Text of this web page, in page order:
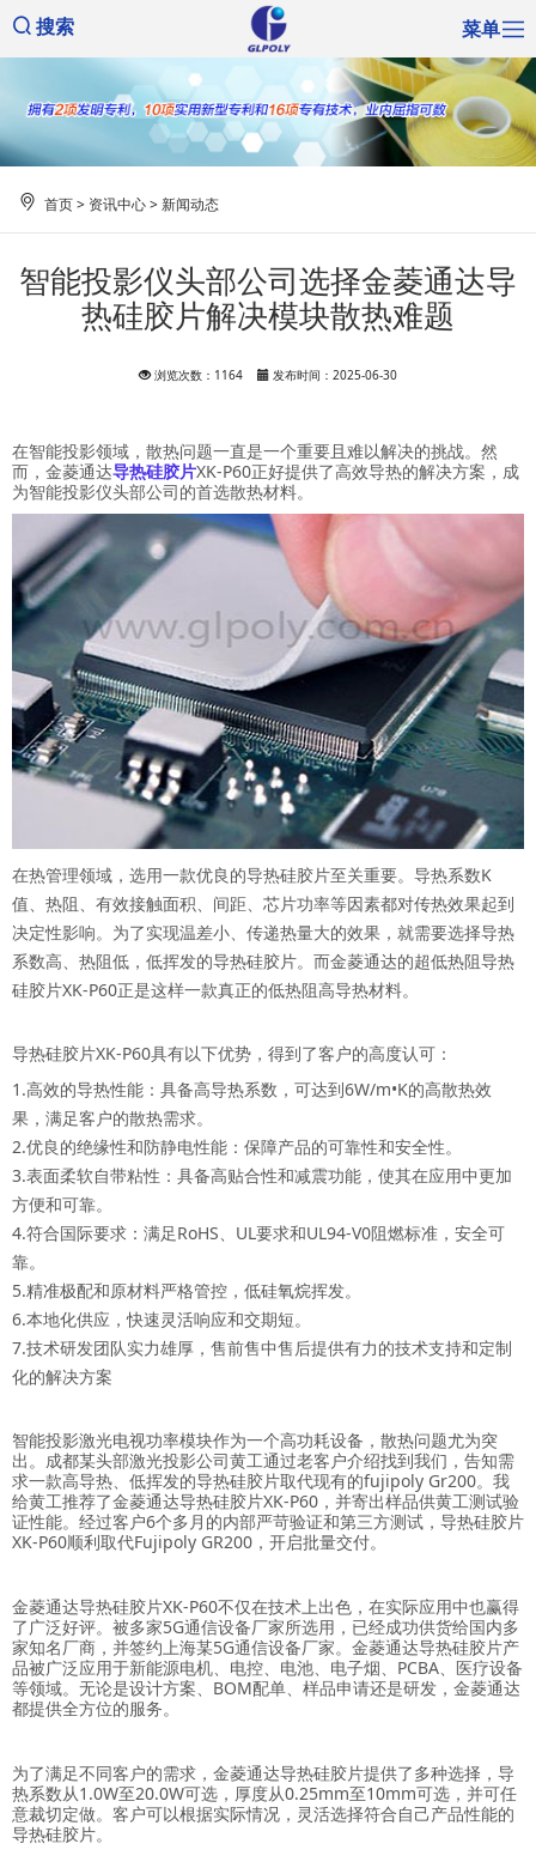
搜索 菜单
首页> 资讯中心>新闻动态
智能投影仪头部公司选择金菱通达导
热硅胶片解决模块散热难题
浏览次数：1164 发布时间：2025-06-30
在智能投影领域，散热问题一直是一个重要且难以解决的挑战。然
而，金菱通达导热硅胶片XK-P60正好提供了高效导热的解决方案，成
为智能投影仪头部公司的首选散热材料。
在热管理领域，选用一款优良的导热硅胶片至关重要。导热系数K
值、热阻、有效接触面积、间距、芯片功率等因素都对传热效果起到
决定性影响。为了实现温差小、传递热量大的效果，就需要选择导热
系数高、热阻低，低挥发的导热硅胶片。而金菱通达的超低热阻导热
硅胶片XK-P60正是这样一款真正的低热阻高导热材料。
导热硅胶片XK-P60具有以下优势，得到了客户的高度认可：
1.高效的导热性能：具备高导热系数，可达到6W/m•K的高散热效
果，满足客户的散热需求。
2.优良的绝缘性和防静电性能：保障产品的可靠性和安全性。
3.表面柔软自带粘性：具备高贴合性和减震功能，使其在应用中更加
方便和可靠。
4.符合国际要求：满足RoHS、UL要求和UL94-V0阻燃标准，安全可
靠。
5.精准极配和原材料严格管控，低硅氧烷挥发。
6.本地化供应，快速灵活响应和交期短。
7.技术研发团队实力雄厚，售前售中售后提供有力的技术支持和定制
化的解决方案
智能投影激光电视功率模块作为一个高功耗设备，散热问题尤为突
出。成都某头部激光投影公司黄工通过老客户介绍找到我们，告知需
求一款高导热、低挥发的导热硅胶片取代现有的fujipoly Gr200。我
给黄工推荐了金菱通达导热硅胶片XK-P60，并寄出样品供黄工测试验
证性能。经过客户6个多月的内部严苛验证和第三方测试，导热硅胶片
XK-P60顺利取代Fujipoly GR200，开启批量交付。
金菱通达导热硅胶片XK-P60不仅在技术上出色，在实际应用中也赢得
了广泛好评。被多家5G通信设备厂家所选用，已经成功供货给国内多
家知名厂商，并签约上海某5G通信设备厂家。金菱通达导热硅胶片产
品被广泛应用于新能源电机、电控、电池、电子烟、PCBA、医疗设备
等领域。无论是设计方案、BOM配单、样品申请还是研发，金菱通达
都提供全方位的服务。
为了满足不同客户的需求，金菱通达导热硅胶片提供了多种选择，导
热系数从1.0W至20.0W可选，厚度从0.25mm至10mm可选，并可任
意裁切定做。客户可以根据实际情况，灵活选择符合自己产品性能的
导热硅胶片。